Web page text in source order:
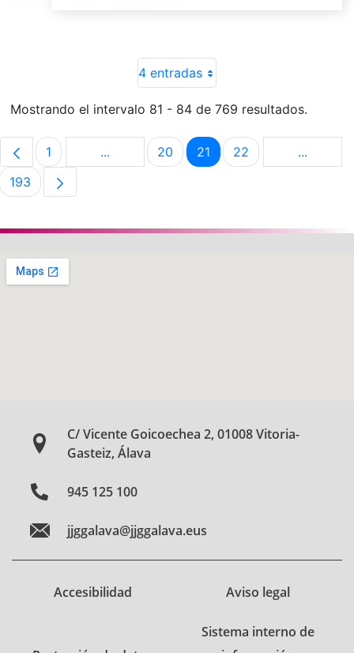
4 entradas
Mostrando el intervalo 81 - 84 de 769 resultados.
Página
1 ...Páginas intermedias Use TAB para
Página
20 Página
21 Página
22 ...Páginas
Página
193
C/ Vicente Goicoechea 2, 01008 Vitoria-
Gasteiz, Álava
945 125 100
jjggalava@jjggalava.eus
Accesibilidad Aviso legal
Sistema interno de